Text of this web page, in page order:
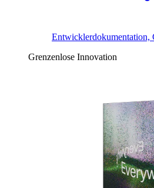
Entwicklerdokumentation,
Grenzenlose Innovation